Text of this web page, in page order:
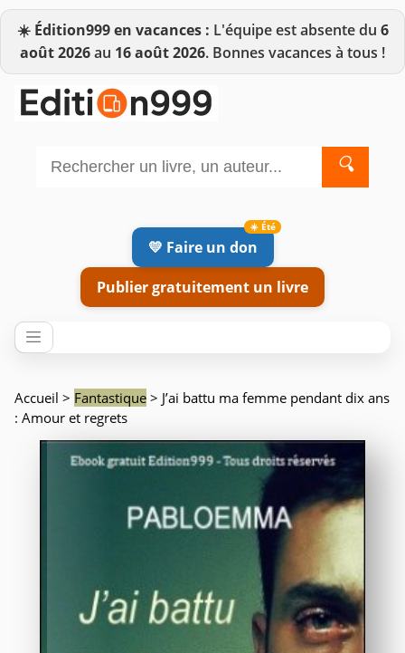
☀️ Édition999 en vacances : L'équipe est absente du 6
août 2026au 16 août 2026. Bonnes vacances à tous !
🔍
💛 Faire un don
Publier gratuitement un livre
Accueil > Fantastique > J’ai battu ma femme pendant dix ans
: Amour et regrets